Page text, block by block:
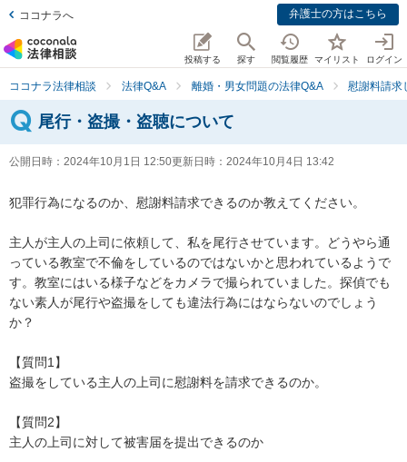
ココナラへ 弁護士の方はこちら
投稿する 探す 閲覧履歴 マイリスト ログイン
ココナラ法律相談 法律Q&A 離婚・男女問題の法律Q&A 慰謝料請求
尾行・盗撮・盗聴について
公開日時： 2024年10月1日 12:50更新日時： 2024年10月4日 13:42
犯罪行為になるのか、慰謝料請求できるのか教えてください。
主人が主人の上司に依頼して、私を尾行させています。どうやら通
っている教室で不倫をしているのではないかと思われているようで
す。教室にはいる様子などをカメラで撮られていました。探偵でも
ない素人が尾行や盗撮をしても違法行為にはならないのでしょう
か？
【質問1】
盗撮をしている主人の上司に慰謝料を請求できるのか。
【質問2】
主人の上司に対して被害届を提出できるのか